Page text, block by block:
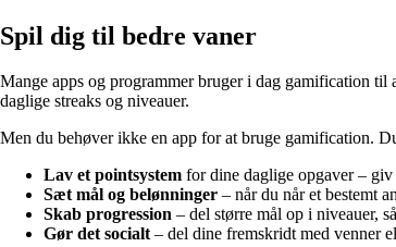
Spil dig til bedre vaner
Mange apps og programmer bruger i dag gamification
daglige streaks og niveauer.
Men du behøver ikke en app for at bruge gamification.
Lav et pointsystem for dine daglige opgaver –
Sæt mål og belønninger – når du når et bestemt
Skab progression – del større mål op i niveauer,
Gør det socialt– del dine fremskridt med venner